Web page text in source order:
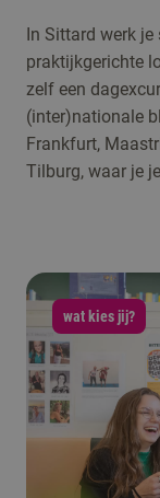
In Sittard werk
praktijkgerichte
zelf een
(inter)nationale
Frankfurt,
Tilburg, waar je
wat kies jij?